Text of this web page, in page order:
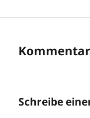
Schreibe